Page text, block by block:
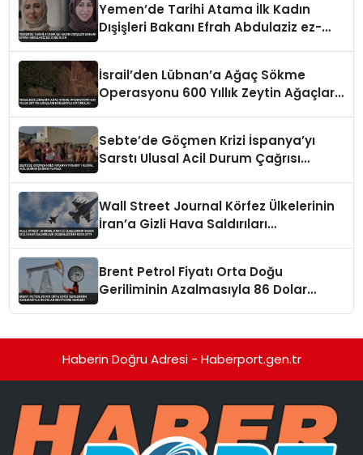
Yemen’de Tarihi Atama İlk Kadın
Dışişleri Bakanı Efrah Abdulaziz ez-
İsrail’den Lübnan’a Ağaç Sökme
Operasyonu 600 Yıllık Zeytin Ağaçları
Sebte’de Göçmen Krizi İspanya’yı
Sarstı Ulusal Acil Durum Çağrısı
Wall Street Journal Körfez Ülkelerinin
İran’a Gizli Hava Saldırıları
Brent Petrol Fiyatı Orta Doğu
Geriliminin Azalmasıyla 86 Dolar
Haberin Doğru Adresi - Haberport.gen.tr